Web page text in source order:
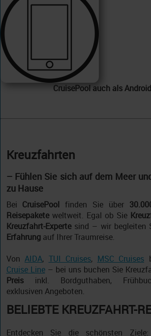
CruisePool auch als
Kreuzfahrten
– Fühlen Sie sich auf dem Meer
zu Hause
Bei CruisePool finden Sie über
Reisepaketeweltweit. Egal ob Sie
Kreuzfahrt-Expertesind – wir begleiten
Erfahrungauf Ihrer Traumreise.
Von AIDA, TUI Cruises, MSC Cruises
Cruise Line– bei uns buchen Sie
Preisinkl. Bordguthaben,
exklusiven Angeboten.
BELIEBTE KREUZFAHRT-
Entdecken Sie die schönsten